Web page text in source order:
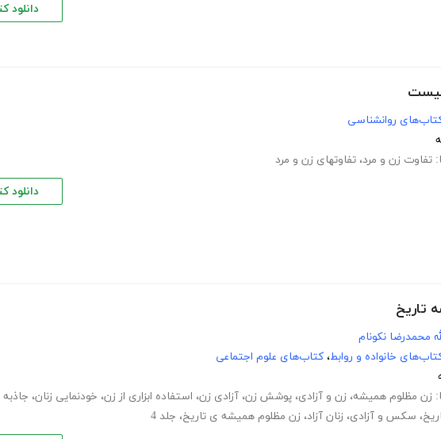
دانلود
روانشناسی
تفاوت زن و مرد، تفاوتهای زن و مرد
دانلود
تاریخ
محمدرضا نکونام
خانواده و روابط، کتاب‌های علوم اجتماعی
زن مظلوم همیشه، زن و آزادی، پوشش زن، آزادی زن، استفاده ابزاری از زن، خودنمایی زنان،
، سکس و آزادی، زنان آزاد، زن مظلوم همیشه ی تاریخ، جلد 4